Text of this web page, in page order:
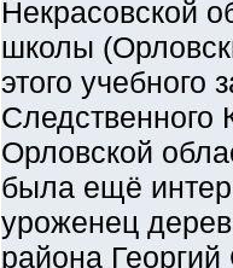
Некрасовской
школы
этого учебного
Следственного
Орловской
была ещё
уроженец
района